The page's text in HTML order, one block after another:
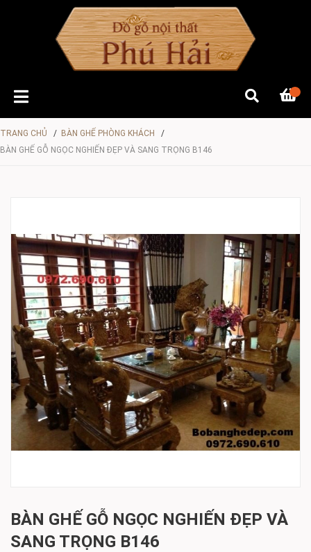
TRANG CHỦ / BÀN GHẾ PHÒNG KHÁCH
/
BÀN GHẾ GỖ NGỌC NGHIẾN ĐẸP VÀ SANG TRỌNG B146
BÀN GHẾ GỖ NGỌC NGHIẾN ĐẸP VÀ
SANG TRỌNG B146